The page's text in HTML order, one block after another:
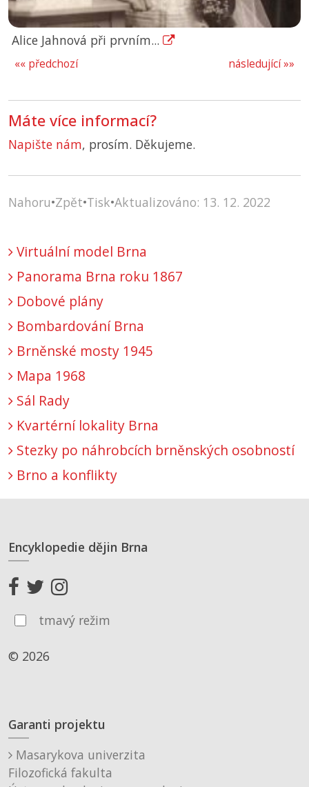
Alice Jahnová při prvním...
následující »»
«« předchozí
Máte více informací?
Napište nám, prosím. Děkujeme.
Nahoru•Zpět•Tisk•Aktualizováno: 13. 12. 2022
Virtuální model Brna
Panorama Brna roku 1867
Dobové plány
Bombardování Brna
Brněnské mosty 1945
Mapa 1968
Sál Rady
Kvartérní lokality Brna
Stezky po náhrobcích brněnských osobností
Brno a konflikty
Encyklopedie dějin Brna
tmavý režim
© 2026
Garanti projektu
Masarykova univerzita
Filozofická fakulta